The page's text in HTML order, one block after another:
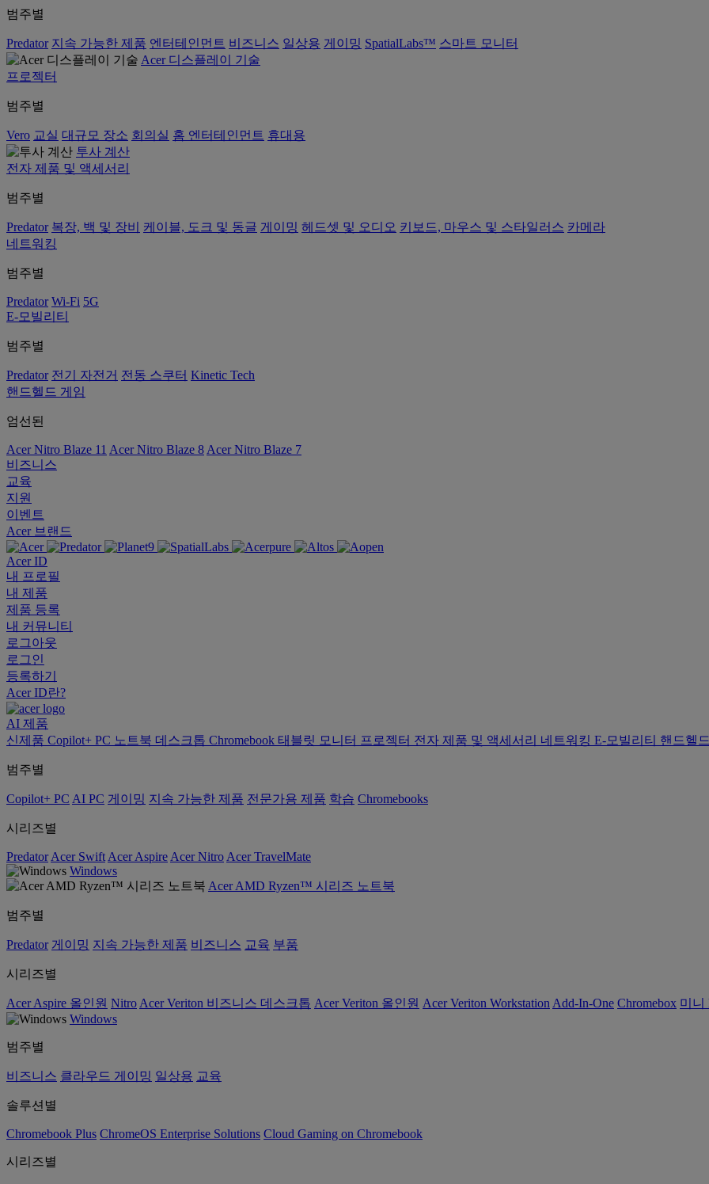
범주별
Predator 지속 가능한 제품 엔터테인먼트 비즈니스 일상용 게이밍 SpatialLabs™ 스마트 모니터
Acer 디스플레이 기술
프로젝터
범주별
Vero 교실 대규모 장소 회의실 홈 엔터테인먼트 휴대용
투사 계산
전자 제품 및 액세서리
범주별
Predator 복장, 백 및 장비 케이블, 도크 및 동글 게이밍 헤드셋 및 오디오 키보드, 마우스 및 스타일러스 카메라
네트워킹
범주별
Predator Wi-Fi 5G
E-모빌리티
범주별
Predator 전기 자전거 전동 스쿠터 Kinetic Tech
핸드헬드 게임
엄선된
Acer Nitro Blaze 11 Acer Nitro Blaze 8 Acer Nitro Blaze 7
비즈니스
교육
지원
이벤트
Acer 브랜드
Acer ID
내 프로필
내 제품
제품 등록
내 커뮤니티
로그아웃
로그인
등록하기
Acer ID란?
AI 제품
신제품 Copilot+ PC 노트북 데스크톱 Chromebook 태블릿 모니터 프로젝터 전자 제품 및 액세서리 네트워킹 E-모빌리티 핸드헬
범주별
Copilot+ PC AI PC 게이밍 지속 가능한 제품 전문가용 제품 학습 Chromebooks
시리즈별
Predator Acer Swift Acer Aspire Acer Nitro Acer TravelMate
Windows
Acer AMD Ryzen™ 시리즈 노트북
범주별
Predator 게이밍 지속 가능한 제품 비즈니스 교육 부품
시리즈별
Acer Aspire 올인원 Nitro Acer Veriton 비즈니스 데스크톱 Acer Veriton 올인원 Acer Veriton Workstation Add-In-One Chromebox 미니
Windows
범주별
비즈니스 클라우드 게이밍 일상용 교육
솔루션별
Chromebook Plus ChromeOS Enterprise Solutions Cloud Gaming on Chromebook
시리즈별